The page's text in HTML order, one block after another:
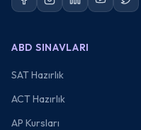
ABD SINAVLARI
SAT Hazırlık
ACT Hazırlık
AP Kursları